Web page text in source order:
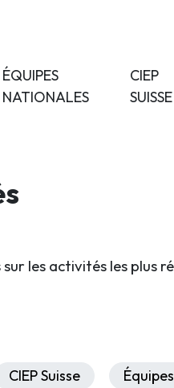
ÉQUIPES
NATIONALES
CIEP
SUISSE
les activités les plus
CIEP Suisse